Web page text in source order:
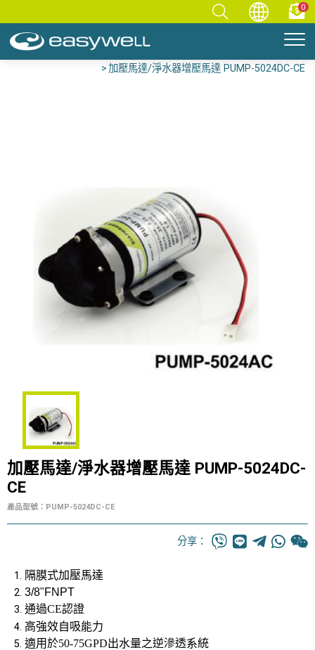
0
加壓馬達/淨水器增壓馬達 PUMP-5024DC-CE
加壓馬達/淨水器增壓馬達 PUMP-5024DC-
CE
產品型號：PUMP-5024DC-CE
分享：
隔膜式加壓馬達
3/8"FNPT
通過CE認證
高強效自吸能力
適用於50-75GPD出水量之逆滲透系統